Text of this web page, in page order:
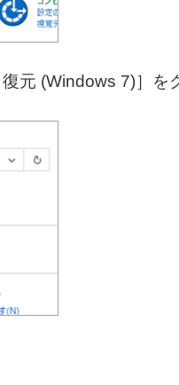
元 (Windows 7)］を